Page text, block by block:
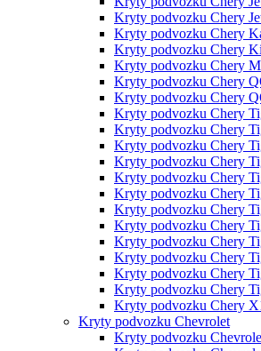
Kryty podvozku Chery
Kryty podvozku Chery
Kryty podvozku Chery
Kryty podvozku Chery
Kryty podvozku Chery
Kryty podvozku Chery
Kryty podvozku Chery
Kryty podvozku Chery
Kryty podvozku Chery
Kryty podvozku Chery
Kryty podvozku Chery
Kryty podvozku Chery
Kryty podvozku Chery
Kryty podvozku Chery
Kryty podvozku Chery
Kryty podvozku Chery
Kryty podvozku Chery
Kryty podvozku Chery
Kryty podvozku Chery
Kryty podvozku Chevrolet
Kryty podvozku